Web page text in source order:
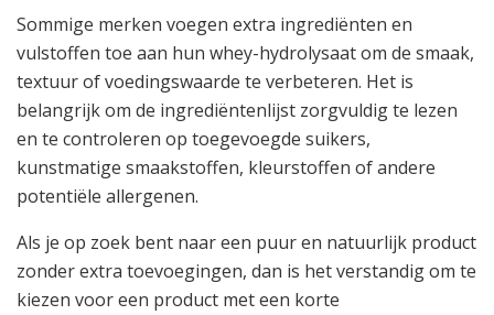
Sommige merken voegen extra ingrediënten en
vulstoffen toe aan hun whey-hydrolysaat om de smaak,
textuur of voedingswaarde te verbeteren. Het is
belangrijk om de ingrediëntenlijst zorgvuldig te lezen
en te controleren op toegevoegde suikers,
kunstmatige smaakstoffen, kleurstoffen of andere
potentiële allergenen.
Als je op zoek bent naar een puur en natuurlijk product
zonder extra toevoegingen, dan is het verstandig om te
kiezen voor een product met een korte